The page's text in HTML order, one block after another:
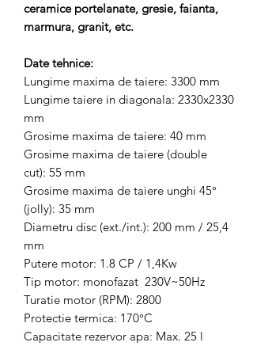
ceramice portelanate, gresie, faianta,
marmura, granit, etc.
Date tehnice:
Lungime maxima de taiere: 3300 mm
Lungime taiere in diagonala: 2330x2330
mm
Grosime maxima de taiere: 40 mm
Grosime maxima de taiere (double
cut): 55 mm
Grosime maxima de taiere unghi 45°
(jolly): 35 mm
Diametru disc (ext./int.): 200 mm / 25,4
mm
Putere motor: 1.8 CP / 1,4Kw
Tip motor: monofazat 230V~50Hz
Turatie motor (RPM): 2800
Protectie termica: 170°C
Capacitate rezervor apa: Max. 25 l